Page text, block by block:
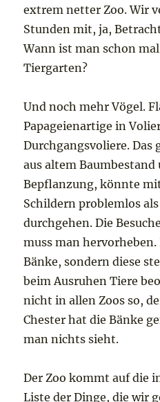
extrem netter Zoo. Wir
Stunden mit, ja,
Wann ist man schon
Tiergarten?
Und noch mehr Vögel.
Papageienartige in
Durchgangsvoliere. Das
aus altem Baumbestand
Bepflanzung, könnte
Schildern problemlos
durchgehen. Die
muss man
Bänke, sondern diese
beim Ausruhen Tiere
nicht in allen Zoos so,
Chester hat die Bänke
man nichts sieht.
Der Zoo kommt auf die
Liste der Dinge, die wir